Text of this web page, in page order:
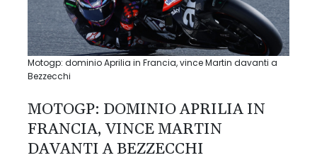
Motogp: dominio Aprilia in Francia, vince Martin davanti a
Bezzecchi
MOTOGP: DOMINIO APRILIA IN
FRANCIA, VINCE MARTIN
DAVANTI A BEZZECCHI